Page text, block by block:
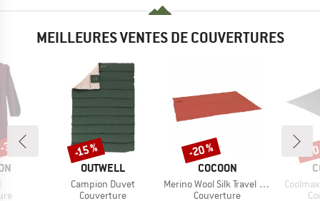
MEILLEURES VENTES DE COUVERTURES
%
MARQUE
OUTWELL
Article
Campion Duvet
Product group
Couverture
Remise
-15 %
MARQUE
COCOON
Article
Merino Wool Silk Travel Blanket
Product group
Couverture
Remise
-20 %
Article
-